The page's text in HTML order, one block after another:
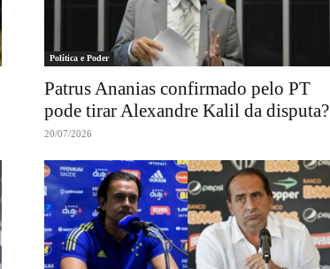
Política e Poder
Patrus Ananias confirmado pelo PT
pode tirar Alexandre Kalil da disputa?
20/07/2026